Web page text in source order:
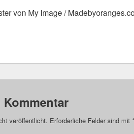
von My Image /
veröffentlicht. Erforderliche Felder sind mit *